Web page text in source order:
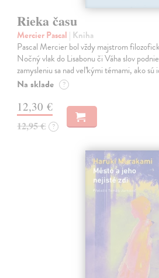
Rieka času
Mercier Pascal | Kniha
Pascal Mercier bol vždy majstrom
Nočný vlak do Lisabonu či Váha slov
zamysleniu sa nad veľkými témami, ako
Na sklade ?
12,30 €
12,95 € ?